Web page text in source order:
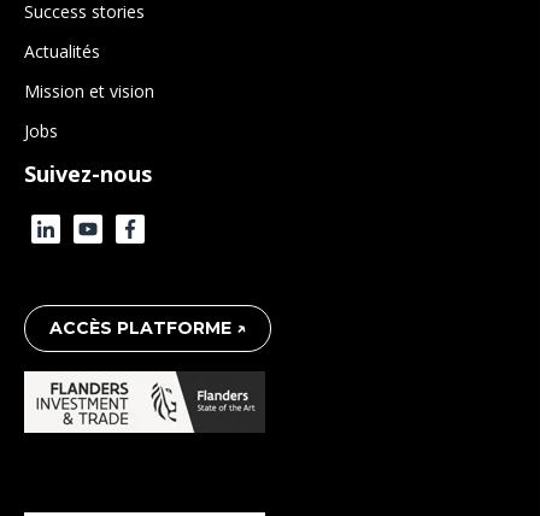
Success stories
Actualités
Mission et vision
Jobs
Suivez-nous
ACCÈS PLATFORME ↗